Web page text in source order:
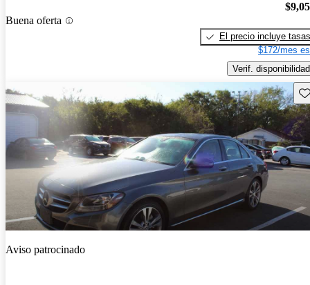
Buena oferta
El precio incluye tasas
$172/mes
Verif. disponibilidad
Aviso patrocinado